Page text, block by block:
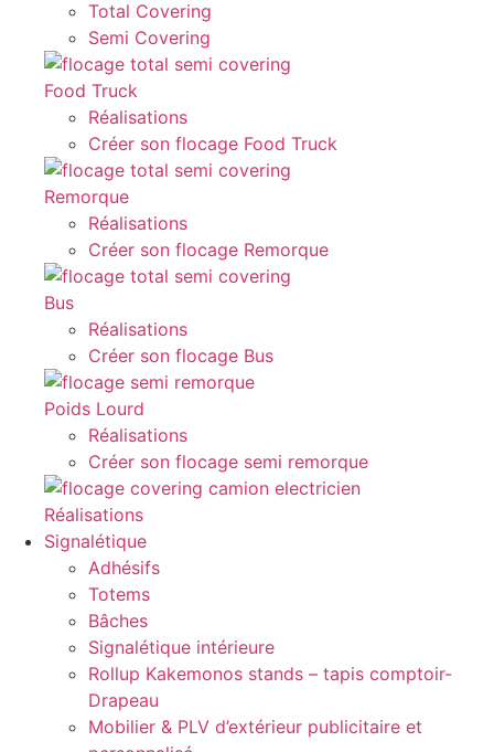
Total Covering
Semi Covering
Food Truck
Réalisations
Créer son flocage Food Truck
Remorque
Réalisations
Créer son flocage Remorque
Bus
Réalisations
Créer son flocage Bus
Poids Lourd
Réalisations
Créer son flocage semi remorque
Réalisations
Signalétique
Adhésifs
Totems
Bâches
Signalétique intérieure
Rollup Kakemonos stands – tapis comptoir-
Drapeau
Mobilier & PLV d’extérieur publicitaire et